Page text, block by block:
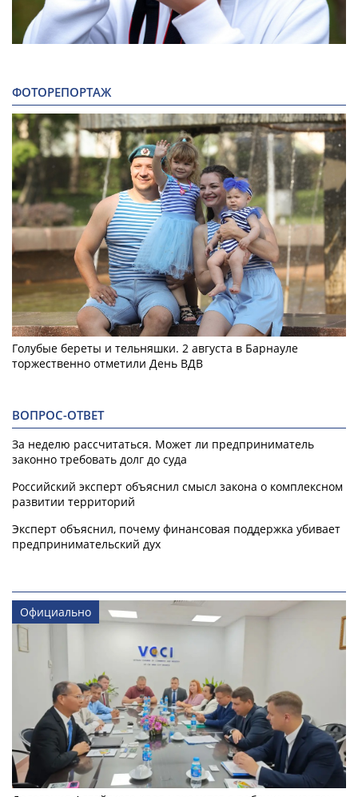
ФОТОРЕПОРТАЖ
Голубые береты и тельняшки. 2 августа в Барнауле
торжественно отметили День ВДВ
ВОПРОС-ОТВЕТ
За неделю рассчитаться. Может ли предприниматель
законно требовать долг до суда
Российский эксперт объяснил смысл закона о комплексном
развитии территорий
Эксперт объяснил, почему финансовая поддержка убивает
предпринимательский дух
Официально